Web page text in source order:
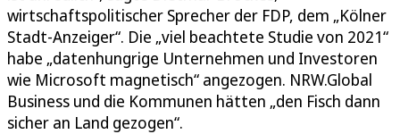
wirtschaftspolitischer Sprecher der FDP, dem „Kölner
Stadt-Anzeiger“. Die „viel beachtete Studie von 2021“
habe „datenhungrige Unternehmen und Investoren
wie Microsoft magnetisch“ angezogen. NRW.Global
Business und die Kommunen hätten „den Fisch dann
sicher an Land gezogen“.